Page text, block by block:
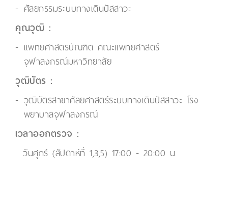
ศัลยกรรมระบบทางเดินปัสสาวะ
คุณวุฒิ :
แพทยศาสตรบัณฑิต คณะแพทยศาสตร์
จุฬาลงกรณ์มหาวิทยาลัย
วุฒิบัตร :
วุฒิบัตรสาขาศัลยศาสตร์ระบบทางเดินปัสสาวะ โรง
พยาบาลจุฬาลงกรณ์
เวลาออกตรวจ :
วันศุกร์ (สัปดาห์ที่ 1,3,5) 17:00 - 20:00 น.